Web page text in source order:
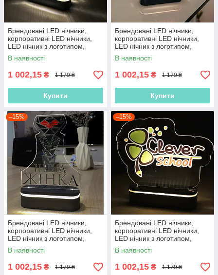
Брендовані LED нічники,
корпоративні LED нічники,
LED нічник з логотипом,
нічник з акумулятором
В наявності
1 002,15 ₴ 1 179 ₴
Купити
Брендовані LED нічники,
корпоративні LED нічники,
LED нічник з логотипом,
нічник з акумулятором
В наявності
1 002,15 ₴ 1 179 ₴
Купити
–15%
Брендовані LED нічники,
корпоративні LED нічники,
LED нічник з логотипом,
нічник з акумулятором
В наявності
1 002,15 ₴ 1 179 ₴
–15%
Брендовані LED нічники,
корпоративні LED нічники,
LED нічник з логотипом,
нічник з акумулятором
В наявності
1 002,15 ₴ 1 179 ₴